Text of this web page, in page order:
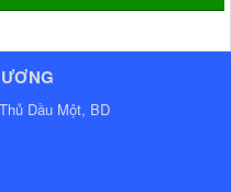
Dầu Một, BD